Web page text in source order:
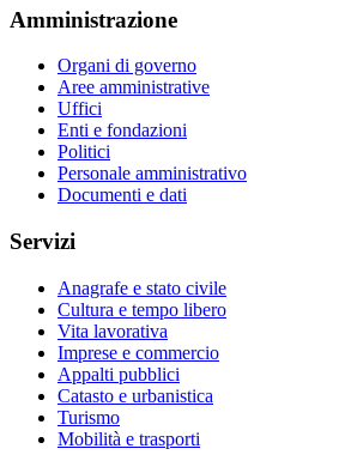
Amministrazione
Organi di governo
Aree amministrative
Uffici
Enti e fondazioni
Politici
Personale amministrativo
Documenti e dati
Servizi
Anagrafe e stato civile
Cultura e tempo libero
Vita lavorativa
Imprese e commercio
Appalti pubblici
Catasto e urbanistica
Turismo
Mobilità e trasporti